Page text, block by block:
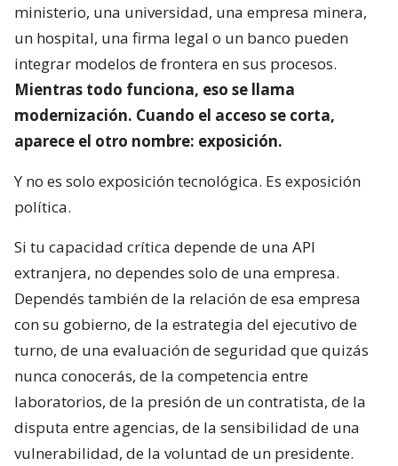
ministerio, una universidad, una empresa minera,
un hospital, una firma legal o un banco pueden
integrar modelos de frontera en sus procesos.
Mientras todo funciona, eso se llama
modernización. Cuando el acceso se corta,
aparece el otro nombre: exposición.
Y no es solo exposición tecnológica. Es exposición
política.
Si tu capacidad crítica depende de una API
extranjera, no dependes solo de una empresa.
Dependés también de la relación de esa empresa
con su gobierno, de la estrategia del ejecutivo de
turno, de una evaluación de seguridad que quizás
nunca conocerás, de la competencia entre
laboratorios, de la presión de un contratista, de la
disputa entre agencias, de la sensibilidad de una
vulnerabilidad, de la voluntad de un presidente.